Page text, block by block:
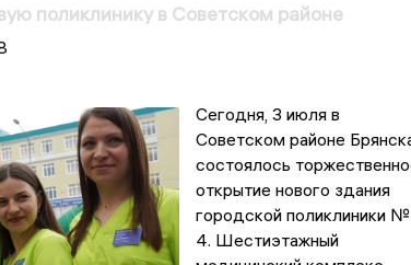
поликлинику в Советском районе
Сегодня, 3 июля в
Советском районе
состоялось
открытие нового здания
городской поликлиники №
4. Шестиэтажный